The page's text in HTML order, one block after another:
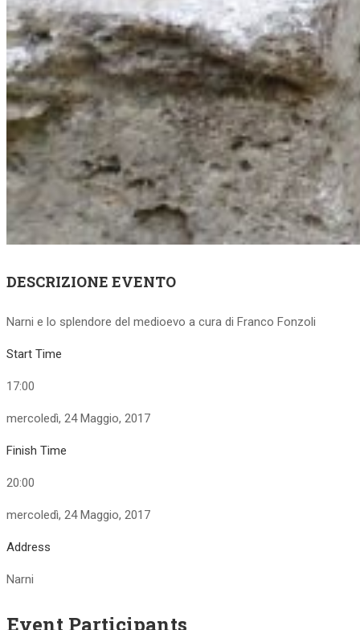
DESCRIZIONE EVENTO
Narni e lo splendore del medioevo a cura di Franco Fonzoli
Start Time
17:00
mercoledì, 24 Maggio, 2017
Finish Time
20:00
mercoledì, 24 Maggio, 2017
Address
Narni
Event Participants